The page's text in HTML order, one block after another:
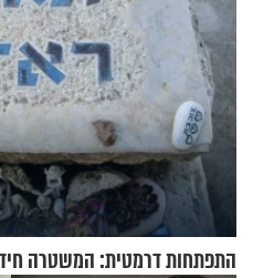
התפתחות דרמטית: המשטרה